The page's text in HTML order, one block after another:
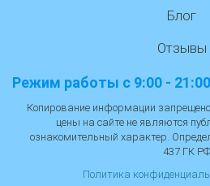
Блог
Отзывы
Режим работы с 9:00 - 21:00
Копирование информации
цены на сайте не являются
ознакомительный характер.
437 ГК РФ.
Политика